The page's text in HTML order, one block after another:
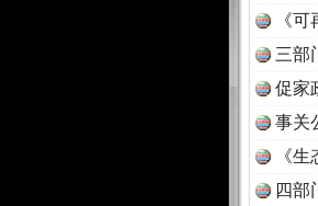
《
三部
促家
事关
《
读
四部